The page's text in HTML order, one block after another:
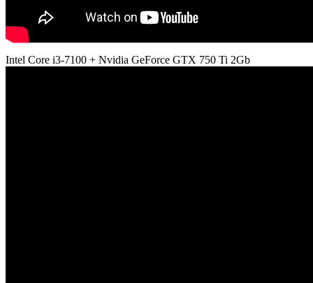
Intel Core i3-7100 + Nvidia GeForce GTX 750 Ti 2Gb